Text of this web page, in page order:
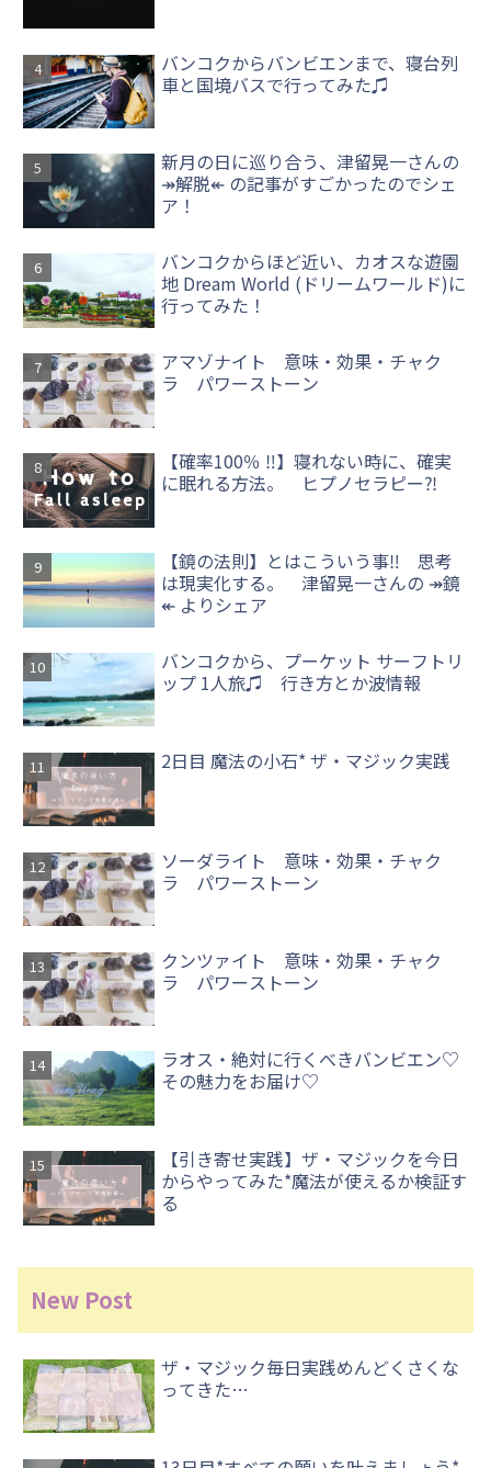
バンコクからバンビエンまで、寝台列
車と国境バスで行ってみた♫
新月の日に巡り合う、津留晃一さんの
↠解脱↞ の記事がすごかったのでシェ
ア！
バンコクからほど近い、カオスな遊園
地 Dream World (ドリームワールド)に
行ってみた！
アマゾナイト 意味・効果・チャク
ラ パワーストーン
【確率100％ ‼】寝れない時に、確実
に眠れる方法。 ヒプノセラピー⁈
【鏡の法則】とはこういう事‼ 思考
は現実化する。 津留晃一さんの ↠鏡
↞ よりシェア
バンコクから、プーケット サーフトリ
ップ 1人旅♫ 行き方とか波情報
2日目 魔法の小石* ザ・マジック実践
ソーダライト 意味・効果・チャク
ラ パワーストーン
クンツァイト 意味・効果・チャク
ラ パワーストーン
ラオス・絶対に行くべきバンビエン♡
その魅力をお届け♡
【引き寄せ実践】ザ・マジックを今日
からやってみた*魔法が使えるか検証す
る
New Post
ザ・マジック毎日実践めんどくさくな
ってきた…